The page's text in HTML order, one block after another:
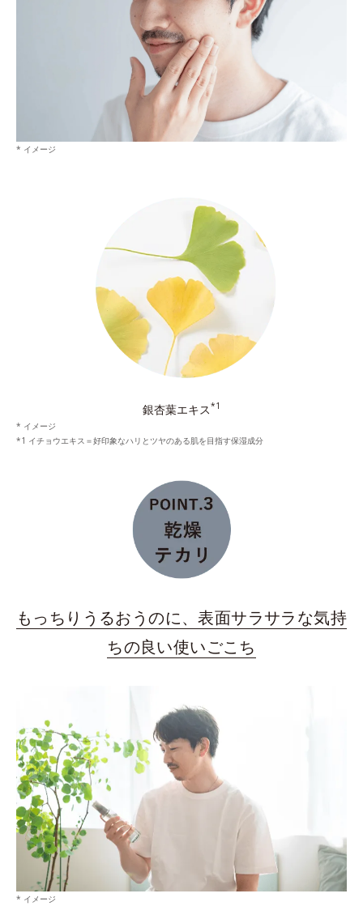
* イメージ
銀杏葉エキス*1
* イメージ
*1 イチョウエキス＝好印象なハリとツヤのある肌を目指す保湿成分
もっちりうるおうのに、表面サラサラな気持
ちの良い使いごこち
* イメージ